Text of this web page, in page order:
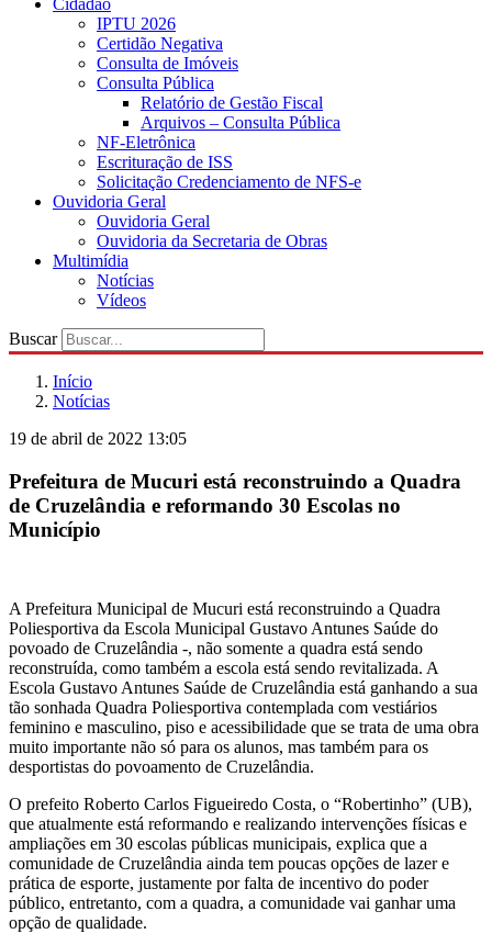
Cidadão
IPTU 2026
Certidão Negativa
Consulta de Imóveis
Consulta Pública
Relatório de Gestão Fiscal
Arquivos – Consulta Pública
NF-Eletrônica
Escrituração de ISS
Solicitação Credenciamento de NFS-e
Ouvidoria Geral
Ouvidoria Geral
Ouvidoria da Secretaria de Obras
Multimídia
Notícias
Vídeos
Buscar
Início
Notícias
19 de abril de 2022 13:05
Prefeitura de Mucuri está reconstruindo a Quadra
de Cruzelândia e reformando 30 Escolas no
Município
A Prefeitura Municipal de Mucuri está reconstruindo a Quadra
Poliesportiva da Escola Municipal Gustavo Antunes Saúde do
povoado de Cruzelândia -, não somente a quadra está sendo
reconstruída, como também a escola está sendo revitalizada. A
Escola Gustavo Antunes Saúde de Cruzelândia está ganhando a sua
tão sonhada Quadra Poliesportiva contemplada com vestiários
feminino e masculino, piso e acessibilidade que se trata de uma obra
muito importante não só para os alunos, mas também para os
desportistas do povoamento de Cruzelândia.
O prefeito Roberto Carlos Figueiredo Costa, o “Robertinho” (UB),
que atualmente está reformando e realizando intervenções físicas e
ampliações em 30 escolas públicas municipais, explica que a
comunidade de Cruzelândia ainda tem poucas opções de lazer e
prática de esporte, justamente por falta de incentivo do poder
público, entretanto, com a quadra, a comunidade vai ganhar uma
opção de qualidade.